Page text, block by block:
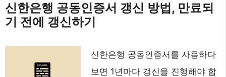
신한은행 공동인증서 갱신 방법, 만료되
기 전에 갱신하기
신한은행 공동인증서를 사용하다
보면 1년마다 갱신을 진행해야 합